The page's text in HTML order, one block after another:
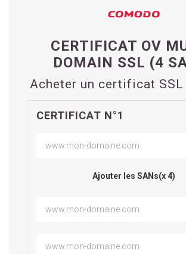
CERTIFICAT OV
DOMAIN SSL (4
Acheter un certificat SSL
CERTIFICAT N°1
Ajouter les SANs(x 4)